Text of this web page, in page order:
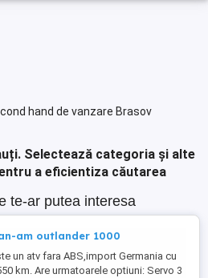
hand de vanzare Brasov
Selectează categoria și alte
a eficientiza căutarea
te-ar putea interesa
am outlander 1000
un atv fara ABS,import Germania cu
km. Are urmatoarele optiuni: Servo 3